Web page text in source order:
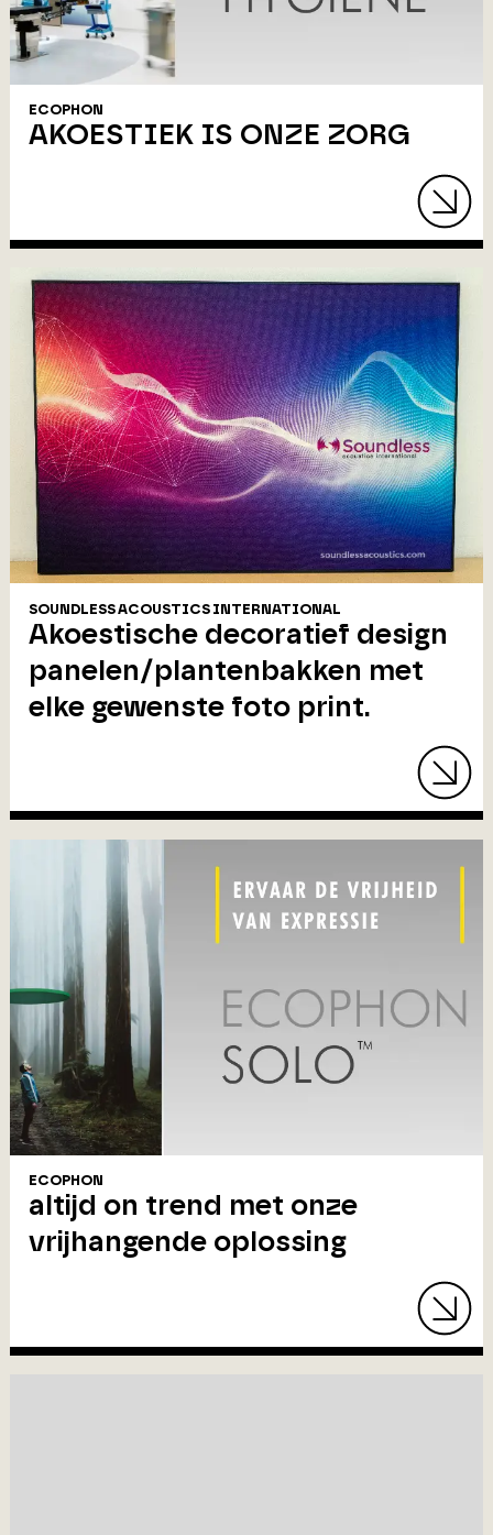
ECOPHON
AKOESTIEK IS ONZE ZORG
SOUNDLESS ACOUSTICS INTERNATIONAL
Akoestische decoratief design
panelen/plantenbakken met
elke gewenste foto print.
ECOPHON
altijd on trend met onze
vrijhangende oplossing